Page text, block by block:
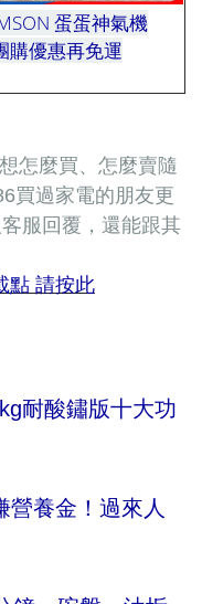
蛋蛋神氣機
購優惠再免運
怎麼買、怎麼賣隨
買過家電的朋友更
服回覆，還能跟其
點 請按此
耐酸鏽版十大功
營養金！過來人